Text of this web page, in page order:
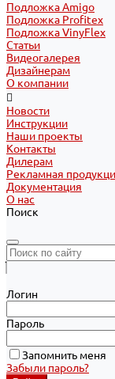
Подложка Amigo
Подложка Profitex
Подложка VinyFlex
Статьи
Видеогалерея
Дизайнерам
О компании
Новости
Инструкции
Наши проекты
Контакты
Дилерам
Рекламная
Документация
О нас
Поиск
Логин
Пароль
Запомнить меня
Забыли пароль?